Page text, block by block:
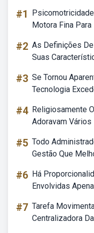
#1
Motora Fina
#2 As Definições
Suas
#3 Se Tornou
Tecnologia
#4 Religiosamente
Adoravam Vários
#5 Todo
Gestão Que
#6 Há
Envolvidas
#7 Tarefa
Centralizadora